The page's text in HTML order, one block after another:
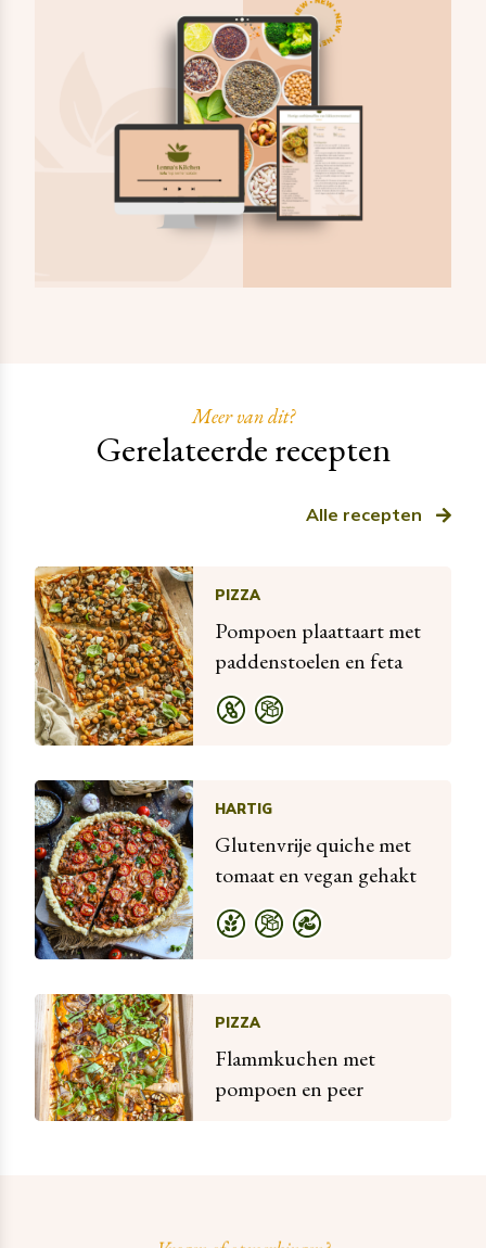
Meer van dit?
Gerelateerde recepten
Alle recepten
PIZZA
Pompoen plaattaart met
paddenstoelen en feta
HARTIG
Glutenvrije quiche met
tomaat en vegan gehakt
PIZZA
Flammkuchen met
pompoen en peer